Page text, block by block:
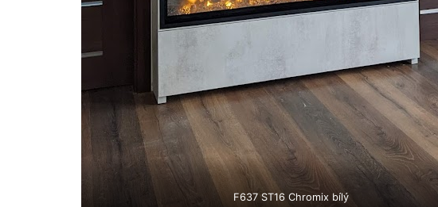
F637 ST16 Chromix bílý